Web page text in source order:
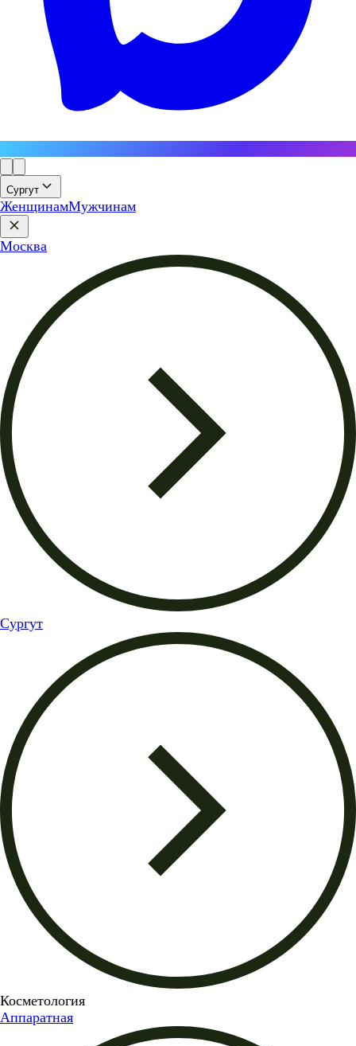
Сургут
ЖенщинамМужчинам
Москва
Сургут
Косметология
Аппаратная